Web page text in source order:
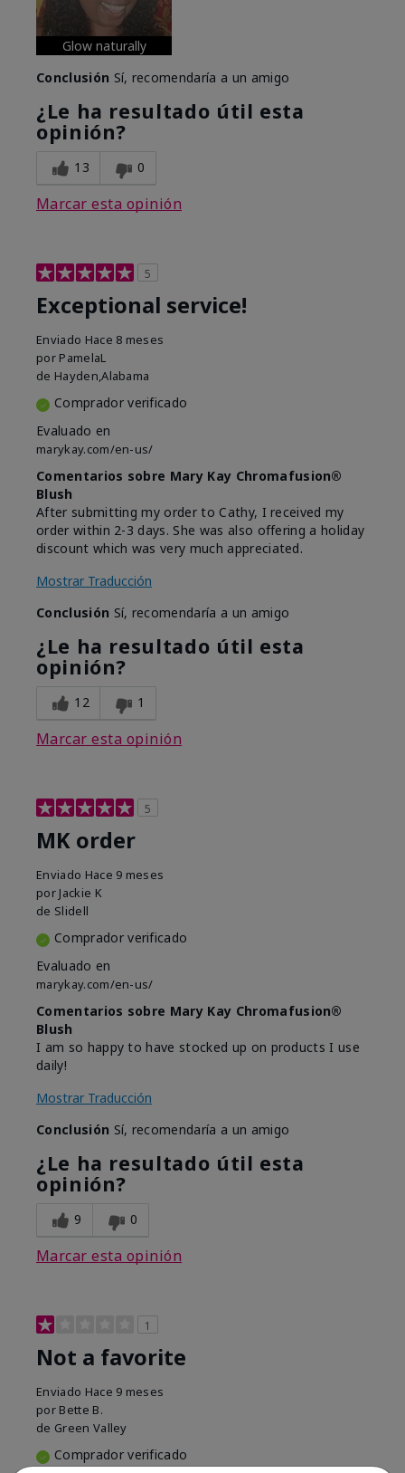
Glow naturally
Conclusión Sí, recomendaría a un amigo
¿Le ha resultado útil esta
opinión?
13 0
Marcar esta opinión
5
Exceptional service!
Enviado Hace 8 meses
por PamelaL
de Hayden,Alabama
Comprador verificado
Evaluado en
marykay.com/en-us/
Comentarios sobre Mary Kay Chromafusion®
Blush
After submitting my order to Cathy, I received my
order within 2-3 days. She was also offering a holiday
discount which was very much appreciated.
Mostrar Traducción
Conclusión Sí, recomendaría a un amigo
¿Le ha resultado útil esta
opinión?
12 1
Marcar esta opinión
5
MK order
Enviado Hace 9 meses
por Jackie K
de Slidell
Comprador verificado
Evaluado en
marykay.com/en-us/
Comentarios sobre Mary Kay Chromafusion®
Blush
I am so happy to have stocked up on products I use
daily!
Mostrar Traducción
Conclusión Sí, recomendaría a un amigo
¿Le ha resultado útil esta
opinión?
9 0
Marcar esta opinión
1
Not a favorite
Enviado Hace 9 meses
por Bette B.
de Green Valley
Comprador verificado